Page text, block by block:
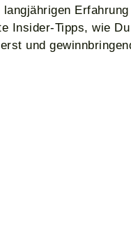
Insider-Tipps, wie
und